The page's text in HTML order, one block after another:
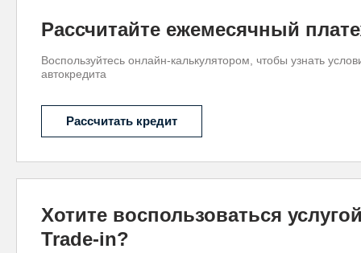
Рассчитайте ежемесячный
Воспользуйтесь онлайн-калькулятором, чтобы узнать
автокредита
Рассчитать кредит
Хотите воспользоваться
Trade-in?